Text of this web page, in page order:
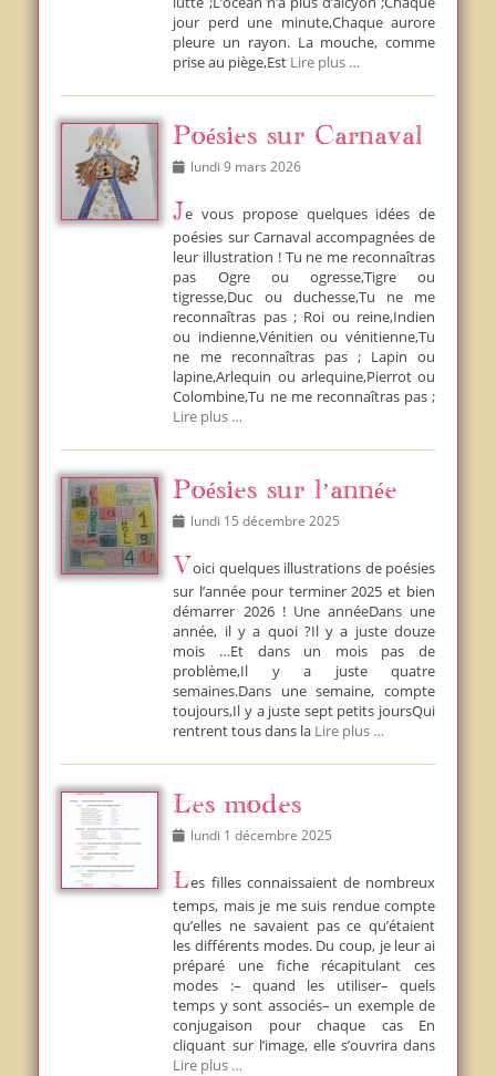
jour perd une minute,Chaque aurore
pleure un rayon. La mouche, comme
prise au piège,Est Lire plus …
Poésies sur Carnaval
Postedlundi 9 mars 2026
Je vous propose quelques idées de
poésies sur Carnaval accompagnées de
leur illustration ! Tu ne me reconnaîtras
pas Ogre ou ogresse,Tigre ou
tigresse,Duc ou duchesse,Tu ne me
reconnaîtras pas ; Roi ou reine,Indien
ou indienne,Vénitien ou vénitienne,Tu
ne me reconnaîtras pas ; Lapin ou
lapine,Arlequin ou arlequine,Pierrot ou
Colombine,Tu ne me reconnaîtras pas ;
Lire plus …
Poésies sur l’année
Postedlundi 15 décembre 2025
Voici quelques illustrations de poésies
sur l’année pour terminer 2025 et bien
démarrer 2026 ! Une annéeDans une
année, il y a quoi ?Il y a juste douze
mois …Et dans un mois pas de
problème,Il y a juste quatre
semaines.Dans une semaine, compte
toujours,Il y a juste sept petits joursQui
rentrent tous dans la Lire plus …
Les modes
Postedlundi 1 décembre 2025
Les filles connaissaient de nombreux
temps, mais je me suis rendue compte
qu’elles ne savaient pas ce qu’étaient
les différents modes. Du coup, je leur ai
préparé une fiche récapitulant ces
modes :– quand les utiliser– quels
temps y sont associés– un exemple de
conjugaison pour chaque cas En
cliquant sur l’image, elle s’ouvrira dans
Lire plus …